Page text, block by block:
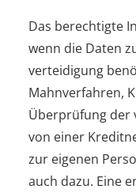
Das berechtigte
wenn die Daten
verteidigung
Mahnverfahren,
Überprüfung der
von einer
zur eigenen
auch dazu. Eine